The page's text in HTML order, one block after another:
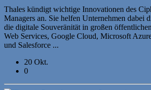
Thales kündigt wichtige Innovationen des
Managers an. Sie helfen Unternehmen dabei
die digitale Souveränität in großen
Web Services, Google Cloud, Microsoft
und Salesforce ...
20 Okt.
0